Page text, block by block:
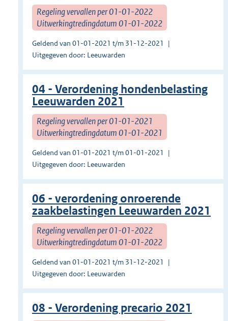
Regeling vervallen per 01-01-2022
Uitwerkingtredingdatum 01-01-2022
Geldend van 01-01-2021 t/m 31-12-2021
Uitgegeven door: Leeuwarden
04 - Verordening hondenbelasting
Leeuwarden 2021
Regeling vervallen per 01-01-2021
Uitwerkingtredingdatum 01-01-2021
Geldend van 01-01-2021 t/m 01-01-2021
Uitgegeven door: Leeuwarden
06 - verordening onroerende
zaakbelastingen Leeuwarden 2021
Regeling vervallen per 01-01-2022
Uitwerkingtredingdatum 01-01-2022
Geldend van 01-01-2021 t/m 31-12-2021
Uitgegeven door: Leeuwarden
08 - Verordening precario 2021